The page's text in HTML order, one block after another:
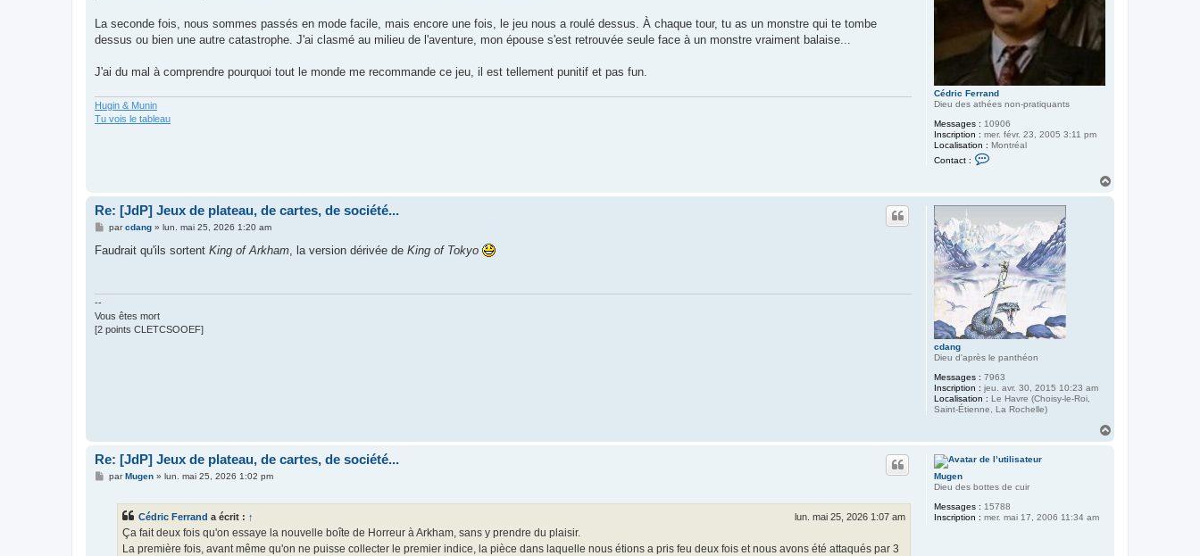
Cédric Ferrand
Dieu des athées non-pratiquants
Messages : 10906
Inscription : mer. févr. 23, 2005 3:11 pm
Localisation : Montréal
Contact :
a
c
e
C
é
d
r
i
c
F
e
r
a
d
La seconde fois, nous sommes passés en mode facile, mais encore une fois, le jeu nous a roulé dessus. À chaque tour, tu as un monstre qui te tombe
dessus ou bien une autre catastrophe. J'ai clasmé au milieu de l'aventure, mon épouse s'est retrouvée seule face à un monstre vraiment balaise...
J'ai du mal à comprendre pourquoi tout le monde me recommande ce jeu, il est tellement punitif et pas fun.
Hugin & Munin
Tu vois le tableau
cdang
Dieu d'après le panthéon
Messages : 7963
Inscription : jeu. avr. 30, 2015 10:23 am
Localisation : Le Havre (Choisy-le-Roi,
Saint-Étienne, La Rochelle)
Re: [JdP] Jeux de plateau, de cartes, de société...
M
s
parcdang» lun. mai 25, 2026 1:20 am
Faudrait qu'ils sortent King of Arkham, la version dérivée de King of Tokyo
--
Vous êtes mort
[2 points CLETCSOOEF]
Mugen
Dieu des bottes de cuir
Messages : 15788
Inscription : mer. mai 17, 2006 11:34 am
Re: [JdP] Jeux de plateau, de cartes, de société...
MparMugen» lun. mai 25, 2026 1:02 pm
Cédric Ferrand a écrit : ↑ lun. mai 25, 2026 1:07 am
Ça fait deux fois qu'on essaye la nouvelle boîte de Horreur à Arkham, sans y prendre du plaisir.
La première fois, avant même qu'on ne puisse collecter le premier indice, la pièce dans laquelle nous étions a pris feu deux fois et nous avons été attaqués par 3